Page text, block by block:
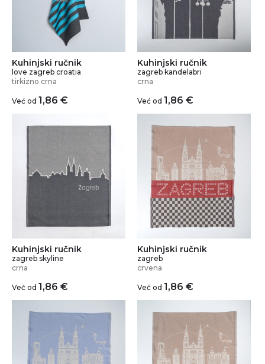
Kuhinjski ručnik
love zagreb croatia
tirkizno crna
Već od 1,86 €
Kuhinjski ručnik
zagreb kandelabri
crna
Već od 1,86 €
Kuhinjski ručnik
zagreb skyline
crna
Već od 1,86 €
Kuhinjski ručnik
zagreb
crvena
Već od 1,86 €